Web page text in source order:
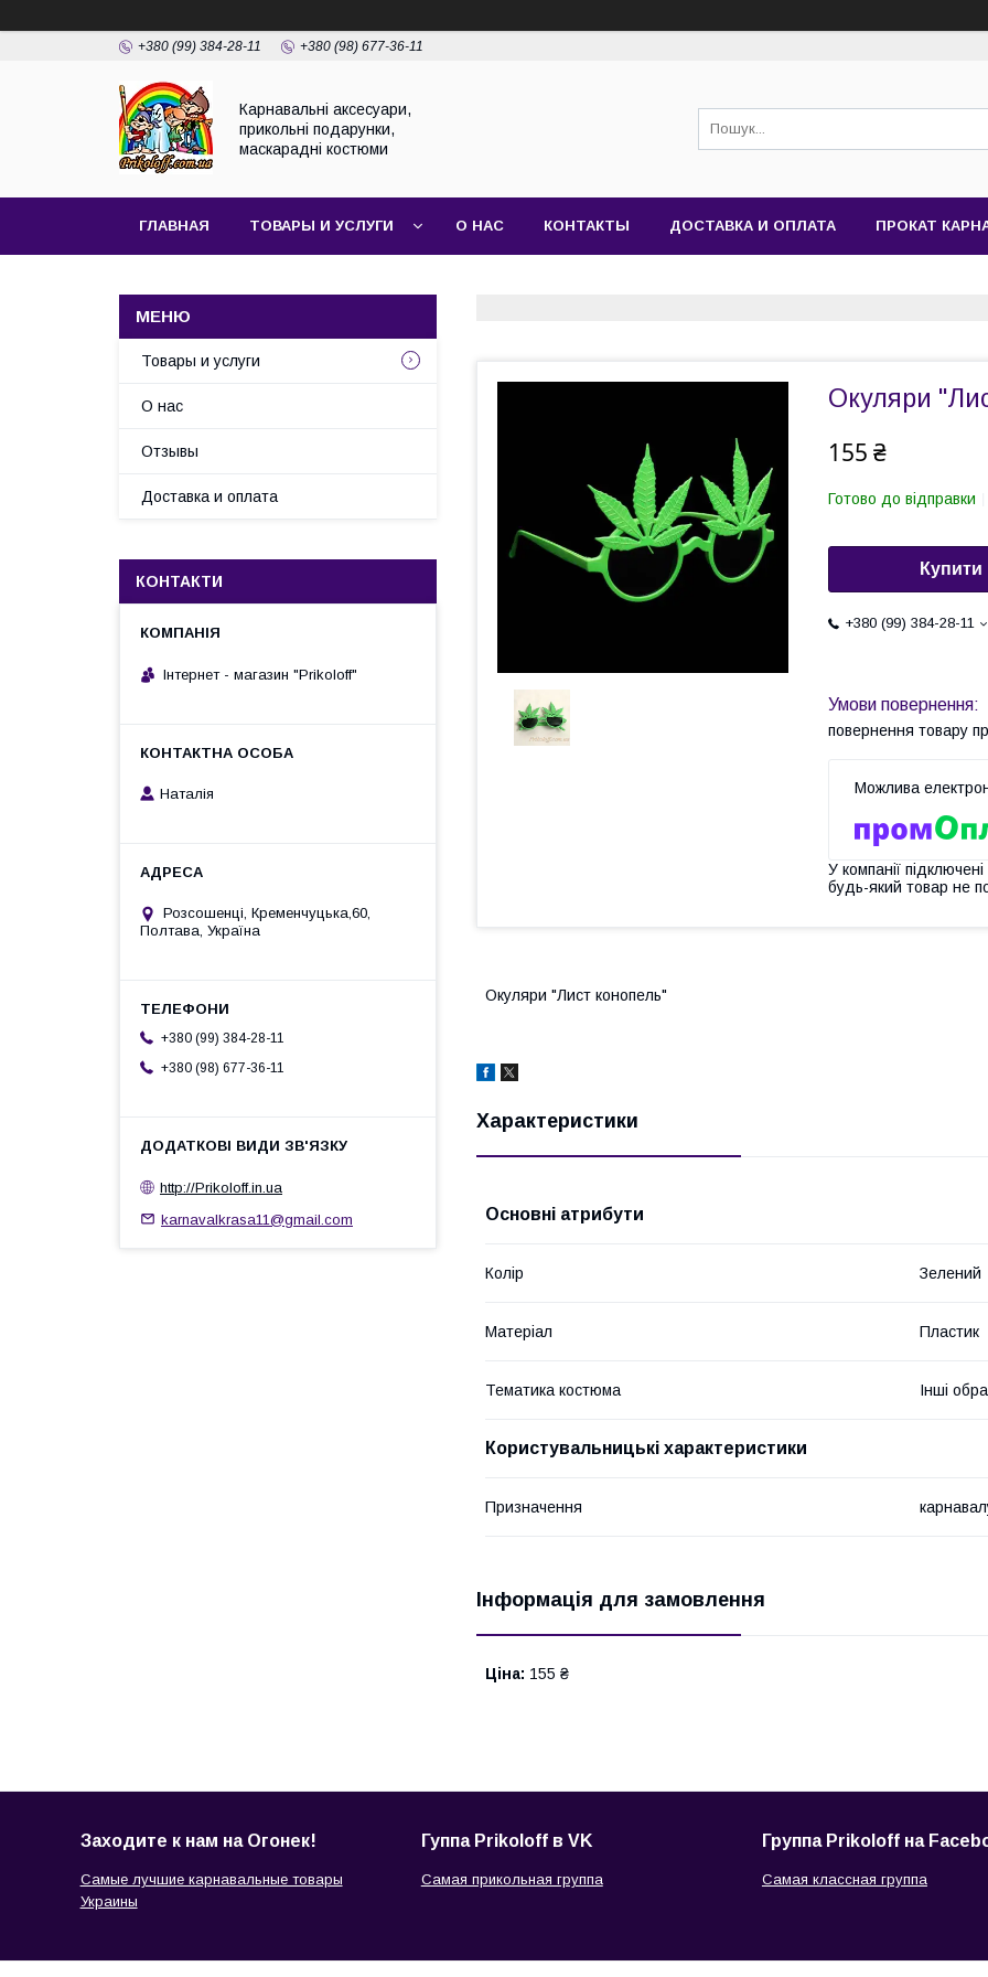
+380 (99) 384-28-11 +380 (98) 677-36-11
Карнавальні аксесуари,
прикольні подарунки,
маскарадні костюми
ГЛАВНАЯ ТОВАРЫ И УСЛУГИ О НАС КОНТАКТЫ ДОСТАВКА И ОПЛАТА ПРОКАТ
Окуляри
155 ₴
Готово до відправки
Купити
+380 (99) 384-28-11
повернення товару
У компанії
будь-який товар не
Окуляри "Лист конопель"
Характеристики
Основні атрибути
Колір Зелений
Матеріал Пластик
Тематика костюма Інші
Користувальницькі характеристики
Призначення
Інформація для замовлення
Ціна: 155 ₴
Товары и услуги
О нас
Отзывы
Доставка и оплата
КОНТАКТИ
Інтернет - магазин "Prikoloff"
Наталія
Розсошенці, Кременчуцька,60,
Полтава, Україна
+380 (99) 384-28-11
+380 (98) 677-36-11
http://Prikoloff.in.ua
karnavalkrasa11@gmail.com
Заходите к нам на Огонек!
Самые лучшие карнавальные товары
Украины
Гуппа Prikoloff в VK
Самая прикольная группа
Группа Prikoloff на
Самая классная группа